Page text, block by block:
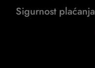
Sigurnost plaćanja